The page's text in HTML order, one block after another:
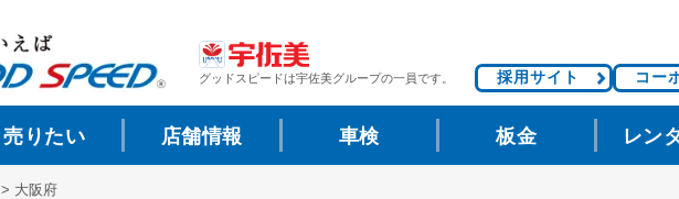
グッドスピードは宇佐美グループの一員です。 採用サイト コー
売りたい 店舗情報 車検 板金 レン
> 大阪府